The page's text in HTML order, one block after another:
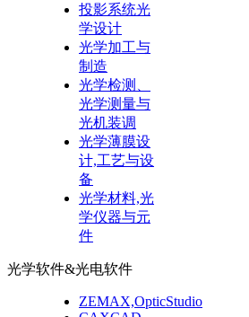
投影系统光
学设计
光学加工与
制造
光学检测、
光学测量与
光机装调
光学薄膜设
计,工艺与设
备
光学材料,光
学仪器与元
件
光学软件&光电软件
ZEMAX,OpticStudio